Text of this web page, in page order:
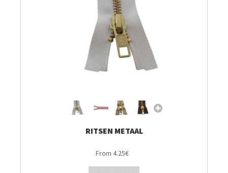
RITSEN METAAL
From 4.25€